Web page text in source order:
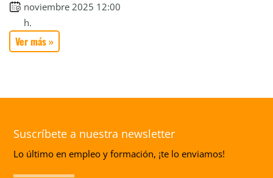
noviembre 2025 12:00
h.
Ver más »
Suscríbete a nuestra newsletter
Lo último en empleo y formación, ¡te lo enviamos!